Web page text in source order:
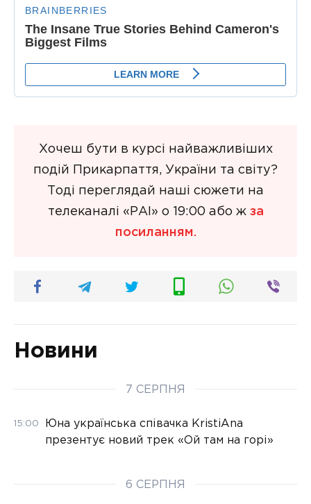
Хочеш бути в курсі найважливіших
подій Прикарпаття, України та світу?
Тоді переглядай наші сюжети на
телеканалі «РАІ» о 19:00 або ж за
посиланням.
Новини
7 СЕРПНЯ
15:00
Юна українська співачка KristiAna
презентує новий трек «Ой там на горі»
6 СЕРПНЯ